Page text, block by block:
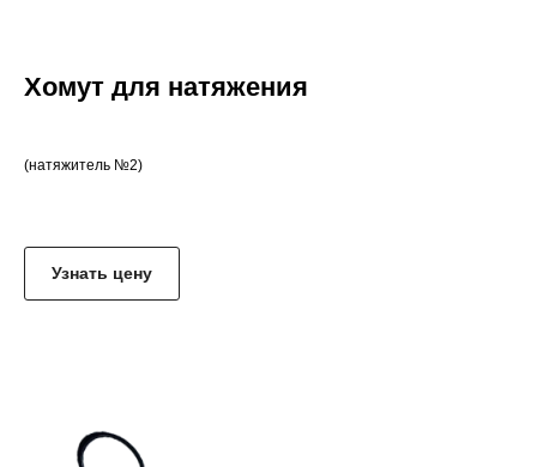
Хомут для натяжения
(натяжитель №2)
Узнать цену